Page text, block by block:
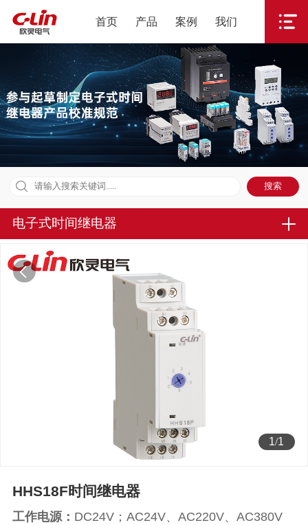
首页 产品 案例 我们
电子式时间继电器
1/1
HHS18F时间继电器
工作电源： DC24V；AC24V、AC220V、AC380V